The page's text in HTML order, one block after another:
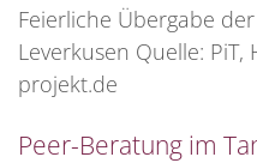
Feierliche Übergabe
Leverkusen Quelle: PiT,
projekt.de
Peer-Beratung im